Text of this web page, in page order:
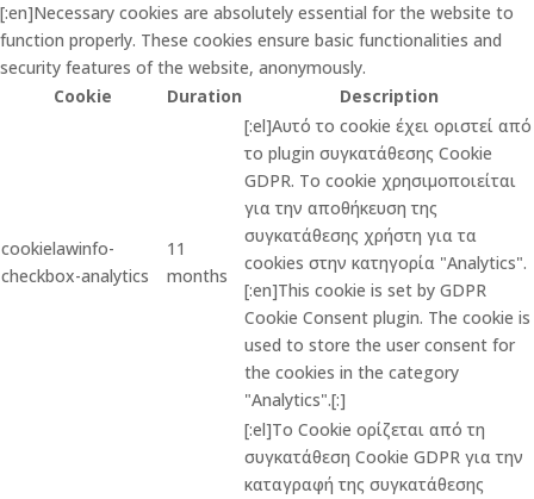
[:en]Necessary cookies are absolutely essential for the website to
function properly. These cookies ensure basic functionalities and
security features of the website, anonymously.
Cookie
Duration Description
cookielawinfo-
checkbox-analytics
11
months
[:el]Αυτό το cookie έχει οριστεί από
το plugin συγκατάθεσης Cookie
GDPR. Το cookie χρησιμοποιείται
για την αποθήκευση της
συγκατάθεσης χρήστη για τα
cookies στην κατηγορία "Analytics".
[:en]This cookie is set by GDPR
Cookie Consent plugin. The cookie is
used to store the user consent for
the cookies in the category
"Analytics".[:]
[:el]Το Cookie ορίζεται από τη
συγκατάθεση Cookie GDPR για την
καταγραφή της συγκατάθεσης